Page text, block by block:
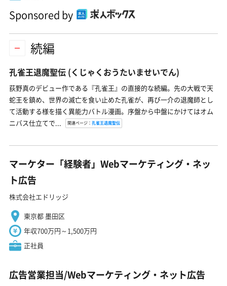
Sponsored by
続編
孔雀王退魔聖伝 (くじゃくおうたいませいでん)
荻野真のデビュー作である『孔雀王』の直接的な続編。先の大戦で天
蛇王を鎮め、世界の滅亡を食い止めた孔雀が、再び一介の退魔師とし
て活動する様を描く異能力バトル漫画。序盤から中盤にかけてはオム
ニバス仕立てで...
関連ページ： 孔雀王退魔聖伝
マーケター「経験者」Webマーケティング・ネッ
ト広告
株式会社エドリッジ
東京都 墨田区
年収700万円～1,500万円
正社員
広告営業担当/Webマーケティング・ネット広告